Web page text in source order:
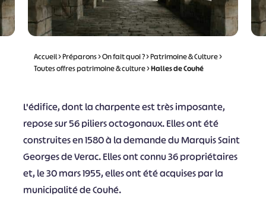
Accueil>Préparons>On fait quoi ?>Patrimoine & Culture>
Toutes offres patrimoine & culture>Halles de Couhé
L'édifice, dont la charpente est très imposante,
repose sur 56 piliers octogonaux. Elles ont été
construites en 1580 à la demande du Marquis Saint
Georges de Verac. Elles ont connu 36 propriétaires
et, le 30 mars 1955, elles ont été acquises par la
municipalité de Couhé.